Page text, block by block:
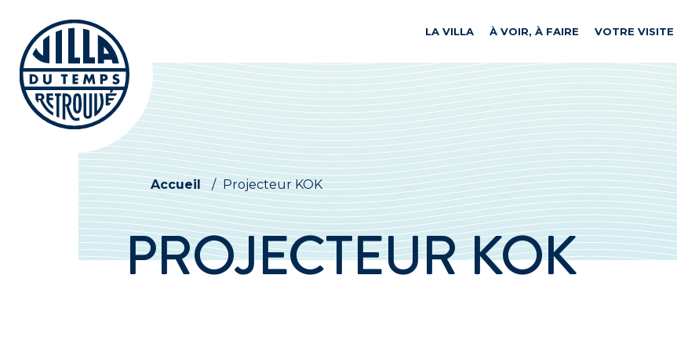
LA VILLA À VOIR, À FAIRE VOTRE VISITE
Accueil / Projecteur KOK
PROJECTEUR KOK